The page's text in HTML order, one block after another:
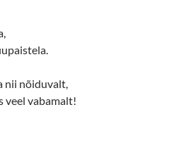
nii nõiduvalt,
veel vabamalt!